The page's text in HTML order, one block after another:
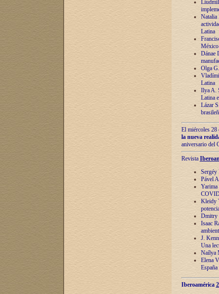
Natalia
Latina
México
Dánae
Olga
Latina
Ilya A.
Latina
Lázar
El miércoles 28
la nueva
aniversario del
Revista
Sergéy
Pável
Yarima
Kleidy
Dmitry
Isaac
J.
Una
Naílya
Elena
España
Iberoamérica